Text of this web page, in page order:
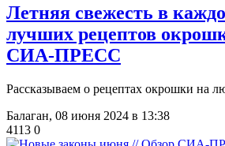
​Летняя свежесть в
лучших рецептов
СИА-ПРЕСС
Рассказываем о рецептах окрошки на
Балаган, 08 июня 2024 в 13:38
4113 0